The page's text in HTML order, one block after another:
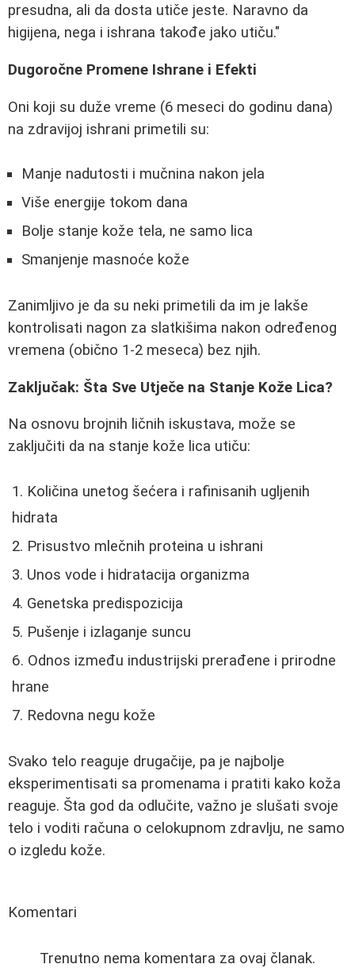
presudna, ali da dosta utiče jeste. Naravno da
higijena, nega i ishrana takođe jako utiču."
Dugoročne Promene Ishrane i Efekti
Oni koji su duže vreme (6 meseci do godinu dana)
na zdravijoj ishrani primetili su:
Manje nadutosti i mučnina nakon jela
Više energije tokom dana
Bolje stanje kože tela, ne samo lica
Smanjenje masnoće kože
Zanimljivo je da su neki primetili da im je lakše
kontrolisati nagon za slatkišima nakon određenog
vremena (obično 1-2 meseca) bez njih.
Zaključak: Šta Sve Utječe na Stanje Kože Lica?
Na osnovu brojnih ličnih iskustava, može se
zaključiti da na stanje kože lica utiču:
Količina unetog šećera i rafinisanih ugljenih
hidrata
Prisustvo mlečnih proteina u ishrani
Unos vode i hidratacija organizma
Genetska predispozicija
Pušenje i izlaganje suncu
Odnos između industrijski prerađene i prirodne
hrane
Redovna negu kože
Svako telo reaguje drugačije, pa je najbolje
eksperimentisati sa promenama i pratiti kako koža
reaguje. Šta god da odlučite, važno je slušati svoje
telo i voditi računa o celokupnom zdravlju, ne samo
o izgledu kože.
Komentari
Trenutno nema komentara za ovaj članak.